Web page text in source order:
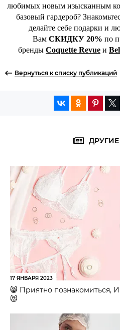
любимых новым изысканным
базовый гардероб?
делайте себе подарки и
Вам СКИДКУ 20% по
бренды Coquette Revue и
Вернуться к списку публикаций
17 ЯНВАРЯ 2023
😸 Приятно познакомиться,
😻